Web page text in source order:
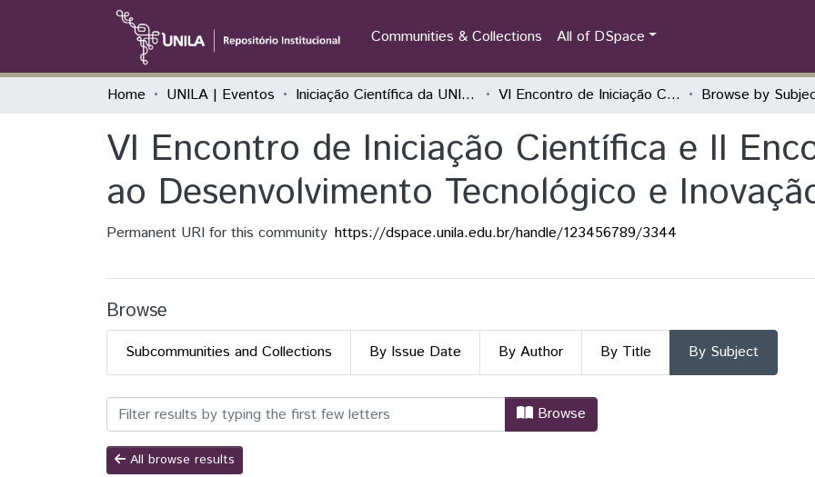
Communities & Collections All of DSpace
Home UNILA | Eventos Iniciação Científica da UNILA (IC) VI Encontro de Iniciação Científica e II Encontro de Iniciação ao Desenvolvimento Tecnológico e Inovação Browse by
VI Encontro de Iniciação Científica e II
ao Desenvolvimento Tecnológico e
Permanent URI for this community https://dspace.unila.edu.br/handle/123456789/3344
Browse
Subcommunities and Collections By Issue Date By Author By Title By Subject
Browsing VI Encontro de Iniciação Científica e II Encontro
Browse
All browse results